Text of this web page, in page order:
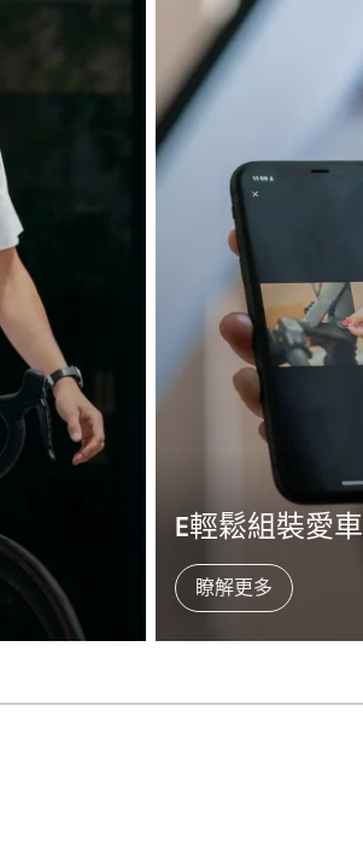
E輕鬆組裝愛車
瞭解更多